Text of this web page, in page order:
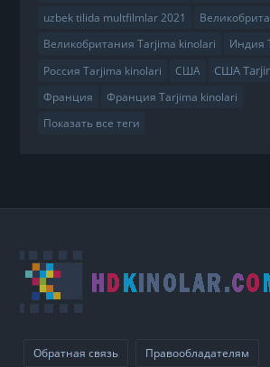
uzbek tilida multfilmlar 2021
Великобритания Tarjima kinolari
Индия
Россия Tarjima kinolari
США США
Франция
Франция Tarjima kinolari
Показать все теги
Обратная связь Правообладателям